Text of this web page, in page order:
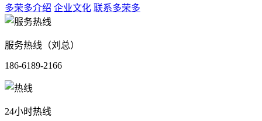
多荣多介绍 企业文化 联系多荣多
服务热线（刘总）
186-6189-2166
24小时热线